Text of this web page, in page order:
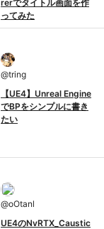
rerでタイトル画面を作
ってみた
@tring
【UE4】Unreal Engine
でBPをシンプルに書き
たい
@oOtanl
UE4のNvRTX_Caustic